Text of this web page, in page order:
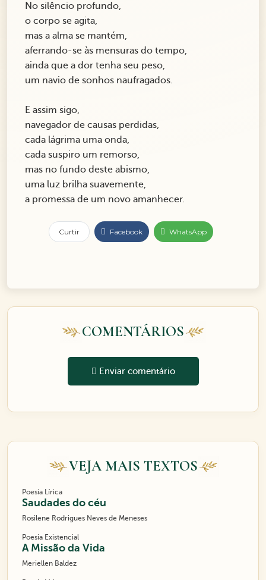
No silêncio profundo,
o corpo se agita,
mas a alma se mantém,
aferrando-se às mensuras do tempo,
ainda que a dor tenha seu peso,
um navio de sonhos naufragados.
E assim sigo,
navegador de causas perdidas,
cada lágrima uma onda,
cada suspiro um remorso,
mas no fundo deste abismo,
uma luz brilha suavemente,
a promessa de um novo amanhecer.
Curtir Facebook WhatsApp
COMENTÁRIOS
Enviar comentário
VEJA MAIS TEXTOS
Poesia Lírica
Saudades do céu
Rosilene Rodrigues Neves de Meneses
Poesia Existencial
A Missão da Vida
Meriellen Baldez